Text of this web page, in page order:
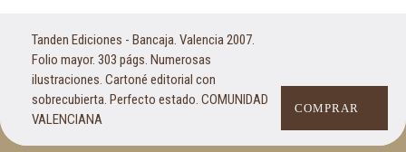
Tanden Ediciones - Bancaja. Valencia 2007.
Folio mayor. 303 págs. Numerosas
ilustraciones. Cartoné editorial con
sobrecubierta. Perfecto estado. COMUNIDAD
VALENCIANA
COMPRAR